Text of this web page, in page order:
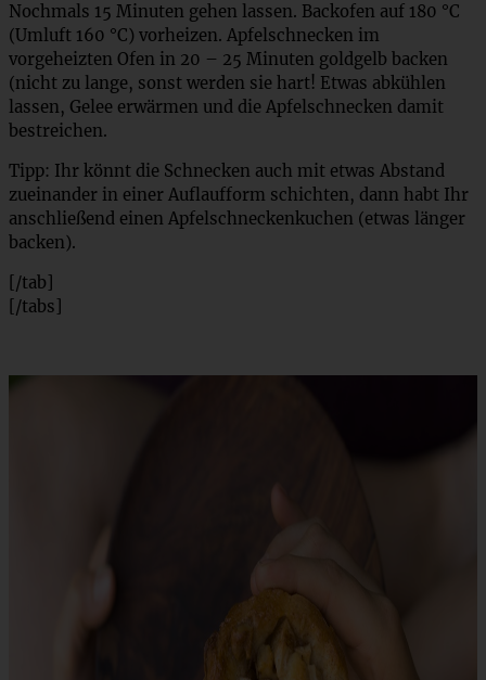
Nochmals 15 Minuten gehen lassen. Backofen auf 180 °C
(Umluft 160 °C) vorheizen. Apfelschnecken im
vorgeheizten Ofen in 20 – 25 Minuten goldgelb backen
(nicht zu lange, sonst werden sie hart! Etwas abkühlen
lassen, Gelee erwärmen und die Apfelschnecken damit
bestreichen.
Tipp: Ihr könnt die Schnecken auch mit etwas Abstand
zueinander in einer Auflaufform schichten, dann habt Ihr
anschließend einen Apfelschneckenkuchen (etwas länger
backen).
[/tab]
[/tabs]